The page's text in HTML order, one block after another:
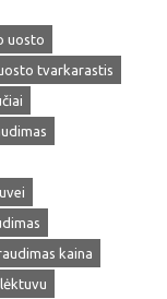
uosto
tvarkarastis
kaina